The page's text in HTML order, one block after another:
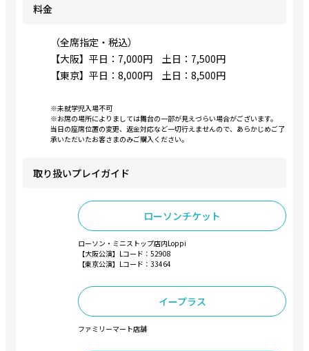
料金
（全席指定・税込）
【大阪】平日：7,000円 土日：7,500円
【東京】平日：8,000円 土日：8,500円
※未就学児入場不可
※お席の場所によりましては舞台の一部が見えづらい場合がございます。
当日の座席位置の変更、返金対応など一切行えませんので、あらかじめご了
承いただいたお客さまのみご購入ください。
取り扱いプレイガイド
ローソンチケット
ローソン・ミニストップ店内Loppi
【大阪公演】Lコード：52908
【東京公演】Lコード：33464
イープラス
ファミリーマート店舗